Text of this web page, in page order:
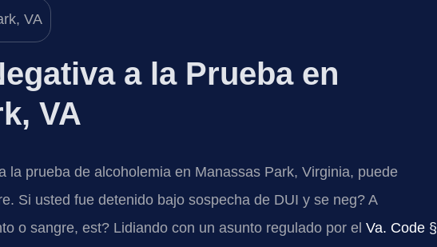
a la Prueba en
VA
la prueba de alcoholemia en Manassas Park, Virginia, puede
Si usted fue detenido bajo sospecha de DUI y se neg? A
o sangre, est? Lidiando con un asunto regulado por el Va. Code §